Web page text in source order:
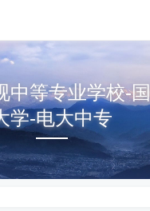
中等专业学校-
学-电大中专